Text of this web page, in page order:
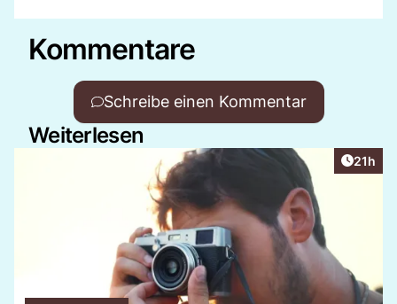
Kommentare
Schreibe einen Kommentar
Weiterlesen
Artikel
21h